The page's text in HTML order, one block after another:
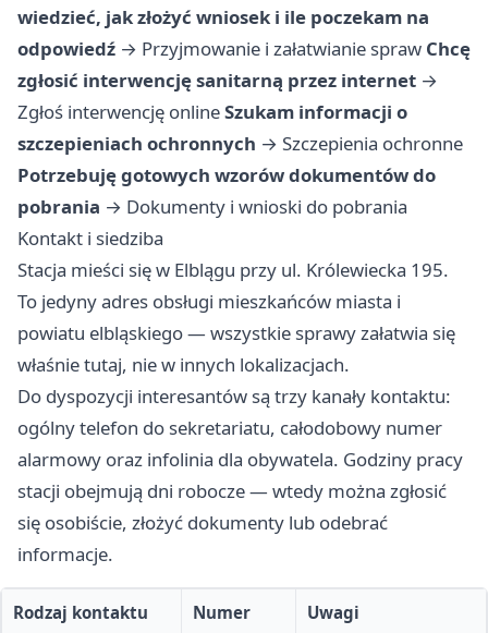
wiedzieć, jak złożyć wniosek i ile poczekam na
odpowiedź → Przyjmowanie i załatwianie spraw Chcę
zgłosić interwencję sanitarną przez internet →
Zgłoś interwencję onlineSzukam informacji o
szczepieniach ochronnych → Szczepienia ochronne
Potrzebuję gotowych wzorów dokumentów do
pobrania → Dokumenty i wnioski do pobrania
Kontakt i siedziba
Stacja mieści się w Elblągu przy ul. Królewiecka 195.
To jedyny adres obsługi mieszkańców miasta i
powiatu elbląskiego — wszystkie sprawy załatwia się
właśnie tutaj, nie w innych lokalizacjach.
Do dyspozycji interesantów są trzy kanały kontaktu:
ogólny telefon do sekretariatu, całodobowy numer
alarmowy oraz infolinia dla obywatela. Godziny pracy
stacji obejmują dni robocze — wtedy można zgłosić
się osobiście, złożyć dokumenty lub odebrać
informacje.
Rodzaj kontaktu Numer Uwagi